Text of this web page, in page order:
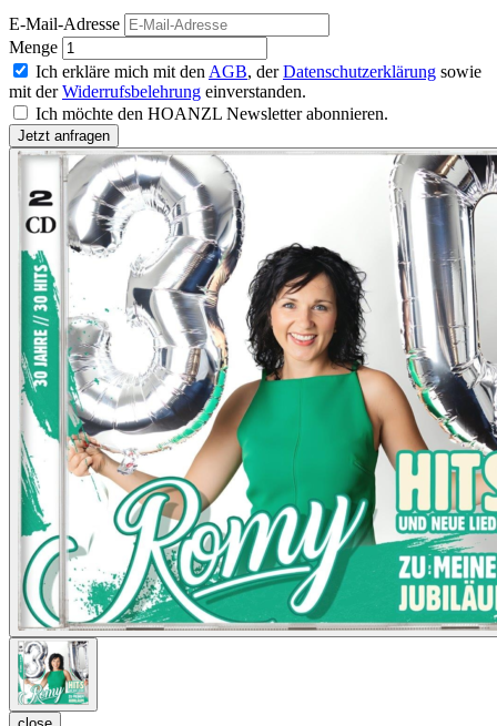
E-Mail-Adresse
Menge
Ich erkläre mich mit den AGB, derDatenschutzerklärung sowie
mit derWiderrufsbelehrung einverstanden.
Ich möchte den HOANZL Newsletter abonnieren.